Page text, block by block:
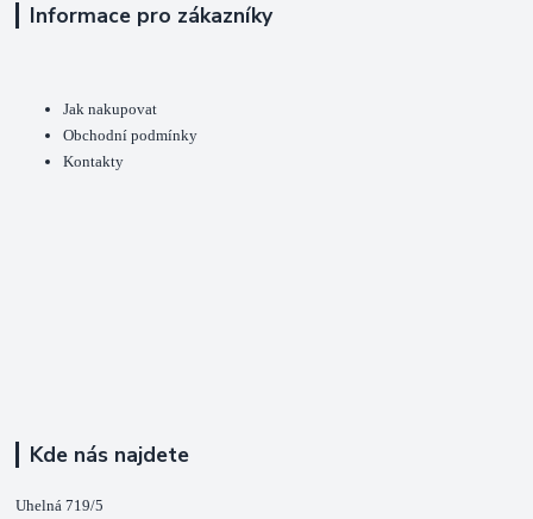
Informace pro zákazníky
Jak nakupovat
Obchodní podmínky
Kontakty
Kde nás najdete
Uhelná 719/5